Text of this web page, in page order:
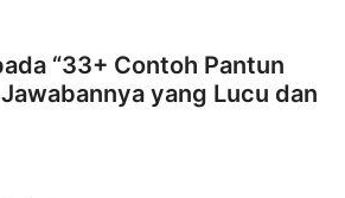
“33+ Contoh Pantun
yang Lucu dan